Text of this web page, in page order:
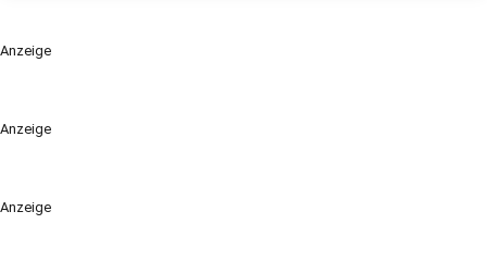
Anzeige
Anzeige
Anzeige